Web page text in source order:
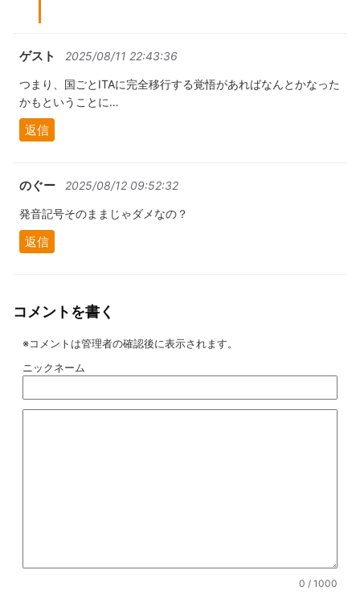
ゲスト 2025/08/11 22:43:36
つまり、国ごとITAに完全移行する覚悟があればなんとかなった
かもということに…
返信
のぐー 2025/08/12 09:52:32
発音記号そのままじゃダメなの？
返信
コメントを書く
※コメントは管理者の確認後に表示されます。
ニックネーム
0 / 1000